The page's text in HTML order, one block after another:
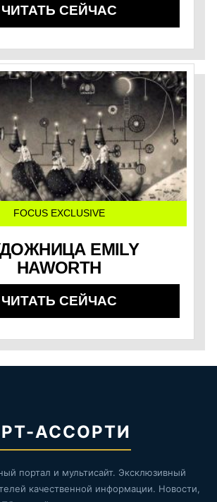
ЧИТАТЬ СЕЙЧАС
FOCUS EXCLUSIVE
EMILY
HAWORTH
ЧИТАТЬ СЕЙЧАС
АССОРТИ
портал и мультисайт. Эксклюзивный
качественной информации. Новости,